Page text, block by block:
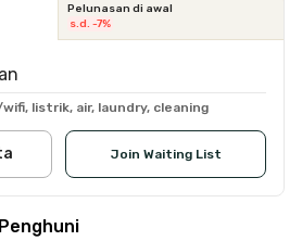
Pelunasan di awal
s.d. -7%
listrik, air, laundry, cleaning
Join Waiting List